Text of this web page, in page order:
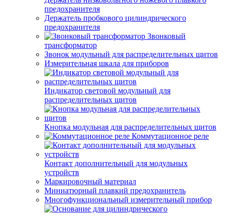
предохранителя
Держатель пробкового цилиндрического
предохранителя
Звонковый
трансформатор
Звонок модульный для распределительных щитов
Измерительная шкала для приборов
Индикатор световой модульный для
распределительных щитов
Кнопка модульная для распределительных щитов
Коммутационное реле
Контакт дополнительный для модульных
устройств
Маркировочный материал
Миниатюрный плавкий предохранитель
Многофункциональный измерительный прибор